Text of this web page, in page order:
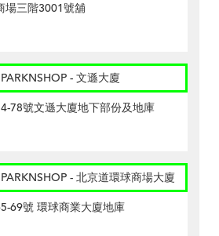
場三階3001號舖
- 文遜大廈
78號文遜大廈地下部份及地庫
- 北京道環球商場大廈
69號 環球商業大廈地庫